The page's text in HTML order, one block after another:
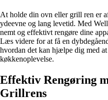
At holde din ovn eller grill ren er
ydeevne og lang levetid. Med
nemt og effektivt rengøre dine
Læs videre for at få en
hvordan det kan hjælpe dig med
køkkenoplevelse.
Effektiv Rengøring
Grillrens